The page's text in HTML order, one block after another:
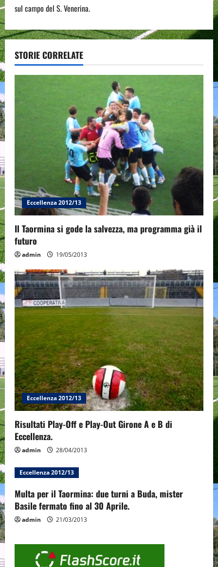
n
a
v
i
g
a
o
n
sul campo del S. Venerina.
STORIE CORRELATE
Eccellenza 2012/13
Il Taormina si gode la salvezza, ma programma già il
futuro
admin 19/05/2013
Eccellenza 2012/13
Risultati Play-Off e Play-Out Girone A e B di
Eccellenza.
admin 28/04/2013
Eccellenza 2012/13
Multa per il Taormina: due turni a Buda, mister
Basile fermato fino al 30 Aprile.
admin 21/03/2013